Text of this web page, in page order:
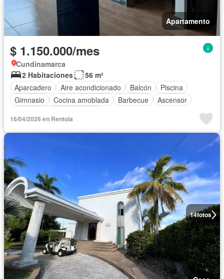
Apartamento
$ 1.150.000/mes
Cundinamarca
2 Habitaciones
56 m²
Aparcadero
Aire acondicionado Balcón
Piscina
Gimnasio
Cocina amoblada Barbecue
Ascensor
16/04/2026 en Rentola
14fotos